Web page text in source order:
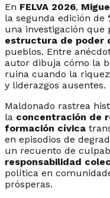
En FELVA 2026,
la segunda edición de
una investigación que
estructura de poder
pueblos. Entre
autor dibuja cómo la
ruina cuando la
y liderazgos ausentes.
Maldonado rastrea
la concentración de
formación cívica
en episodios de
un recuento de
responsabilidad
política en
prósperas.